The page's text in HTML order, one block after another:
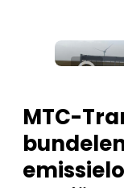
MTC-